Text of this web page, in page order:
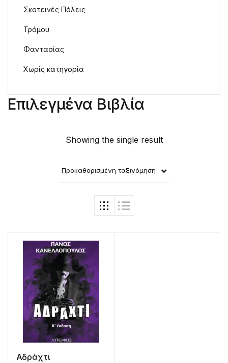
Επιλεγμένα Βιβλία
Showing the single result
Προκαθορισμένη ταξινόμηση
Αδράχτι
Σκοτεινές Πόλεις
Τρόμου
Φαντασίας
Χωρίς κατηγορία